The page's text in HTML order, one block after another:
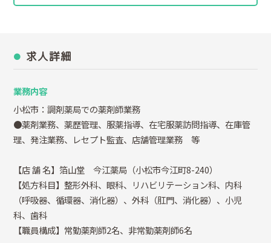
求人詳細
業務内容
小松市：調剤薬局での薬剤師業務
●薬剤業務、薬歴管理、服薬指導、在宅服薬訪問指導、在庫管
理、発注業務、レセプト監査、店舗管理業務 等
【店 舗 名】箔山堂 今江薬局（小松市今江町8-240）
【処方科目】整形外科、眼科、リハビリテーション科、内科
（呼吸器、循環器、消化器）、外科（肛門、消化器）、小児
科、歯科
【職員構成】常勤薬剤師2名、非常勤薬剤師6名